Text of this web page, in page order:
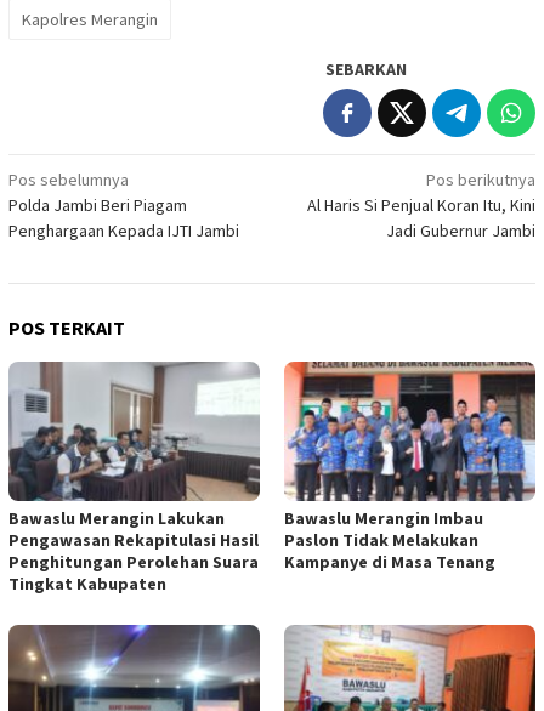
Kapolres Merangin
SEBARKAN
Navigasi
pos
Pos sebelumnya
Polda Jambi Beri Piagam
Penghargaan Kepada IJTI Jambi
Pos berikutnya
Al Haris Si Penjual Koran Itu, Kini
Jadi Gubernur Jambi
POS TERKAIT
Bawaslu Merangin Lakukan
Pengawasan Rekapitulasi Hasil
Penghitungan Perolehan Suara
Tingkat Kabupaten
Bawaslu Merangin Imbau
Paslon Tidak Melakukan
Kampanye di Masa Tenang